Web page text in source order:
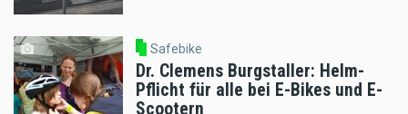
Safebike
Dr. Clemens Burgstaller: Helm-
Pflicht für alle bei E-Bikes und E-
Scootern